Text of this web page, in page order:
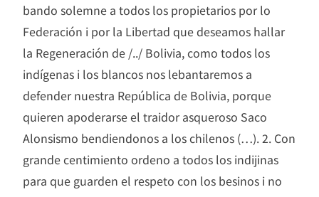
bando solemne a todos los propietarios por lo
Federación i por la Libertad que deseamos hallar
la Regeneración de /../ Bolivia, como todos los
indígenas i los blancos nos lebantaremos a
defender nuestra República de Bolivia, porque
quieren apoderarse el traidor asqueroso Saco
Alonsismo bendiendonos a los chilenos (…). 2. Con
grande centimiento ordeno a todos los indijinas
para que guarden el respeto con los besinos i no